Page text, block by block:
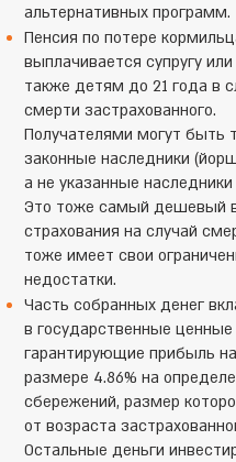
альтернативных программ.
Пенсия по потере
выплачивается супругу или
также детям до 21 года в
смерти застрахованного.
Получателями могут быть
законные наследники
а не указанные
Это тоже самый дешевый
страхования на случай
тоже имеет свои
недостатки.
Часть собранных денег
в государственные ценные
гарантирующие прибыль
размере 4.86% на
сбережений, размер
от возраста
Остальные деньги